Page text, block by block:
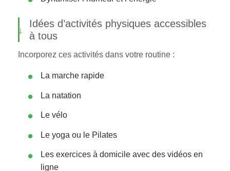
Idées d’activités physiques accessibles
à tous
Incorporez ces activités dans votre routine :
La marche rapide
La natation
Le vélo
Le yoga ou le Pilates
Les exercices à domicile avec des vidéos en
ligne